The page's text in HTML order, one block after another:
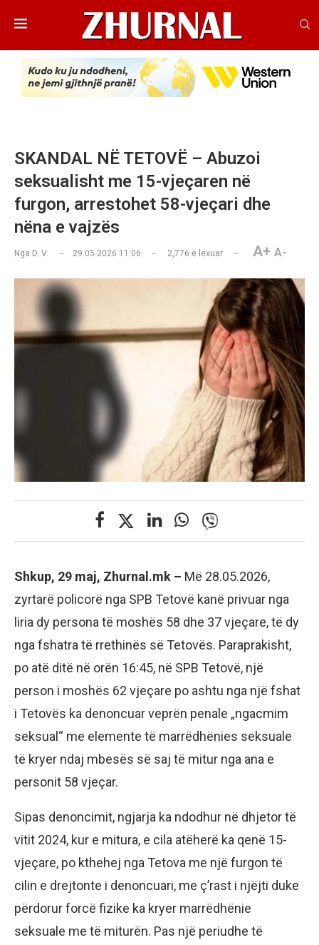
SKANDAL NË TETOVË – Abuzoi
seksualisht me 15-vjeçaren në
furgon, arrestohet 58-vjeçari dhe
nëna e vajzës
Nga D. V. 29.05.2026 11:06 2,776 e lexuar A+ A-
Shkup, 29 maj, Zhurnal.mk – Më 28.05.2026,
zyrtarë policorë nga SPB Tetovë kanë privuar nga
liria dy persona të moshës 58 dhe 37 vjeçare, të dy
nga fshatra të rrethinës së Tetovës. Paraprakisht,
po atë ditë në orën 16:45, në SPB Tetovë, një
person i moshës 62 vjeçare po ashtu nga një fshat
i Tetovës ka denoncuar veprën penale „ngacmim
seksual“ me elemente të marrëdhënies seksuale
të kryer ndaj mbesës së saj të mitur nga ana e
personit 58 vjeçar.
​Sipas denoncimit, ngjarja ka ndodhur në dhjetor të
vitit 2024, kur e mitura, e cila atëherë ka qenë 15-
vjeçare, po kthehej nga Tetova me një furgon të
cilin e drejtonte i denoncuari, me ç’rast i njëjti duke
përdorur forcë fizike ka kryer marrëdhënie
seksuale me të miturën. Pas një periudhe të